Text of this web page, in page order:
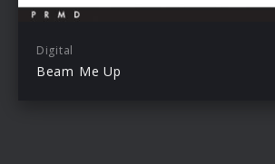
Digital
Beam Me Up